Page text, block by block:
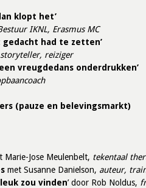
klopt het’
IKNL, Erasmus MC
gedacht had te zetten’
reiziger
vreugdedans onderdrukken’
(pauze en belevingsmarkt)
Marie-Jose Meulenbelt, tekentaal
met Susanne Danielson, auteur,
zou vinden’door Rob Noldus,